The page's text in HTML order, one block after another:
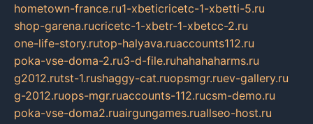
hometown-france.ru1-xbeticricetc-1-xbetti-5.ru
shop-garena.rucricetc-1-xbetr-1-xbetcc-2.ru
one-life-story.rutop-halyava.ruaccounts112.ru
poka-vse-doma-2.ru3-d-file.ruhahahaharms.ru
g2012.rutst-1.rushaggy-cat.ruopsmgr.ruev-gallery.ru
g-2012.ruops-mgr.ruaccounts-112.rucsm-demo.ru
poka-vse-doma2.ruairgungames.ruallseo-host.ru